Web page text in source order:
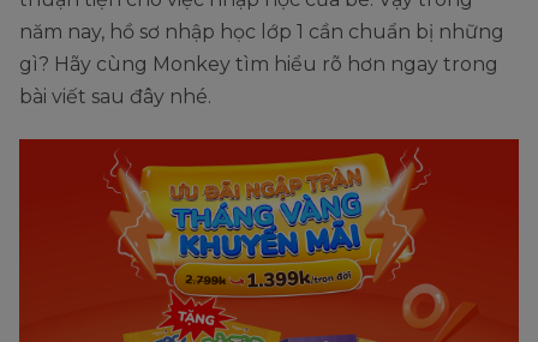
năm nay, hồ sơ nhập học lớp 1 cần chuẩn bị những
gì? Hãy cùng Monkey tìm hiểu rõ hơn ngay trong
bài viết sau đây nhé.